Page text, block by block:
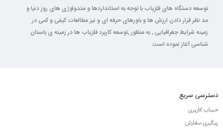
توسعه دستگاه های فلزیاب با توجه به استانداردها و متدولوژی های روز دنیا و
مد نظر قرار دادن ارزش ها و باورهای حرفه ای و نیز مطالعات کیفی و کمی در
زمینه شرایط جغرافیایی , به منظور ,توسعه کاربرد فلزیاب ها در زمینه ی باستان
شناسی آغاز نموده است.
دسترسی سریع
حساب کاربری
پیگیری سفارش